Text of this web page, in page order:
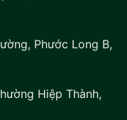
Phước Long B,
Hiệp Thành,